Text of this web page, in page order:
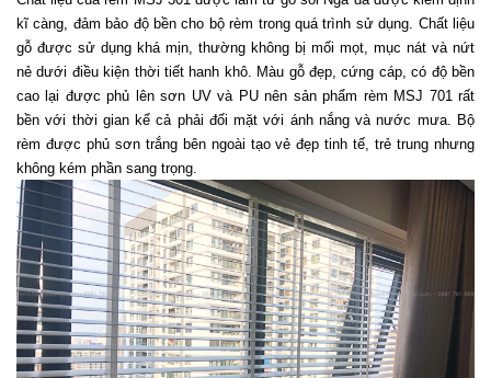
kĩ càng, đảm bảo độ bền cho bộ rèm trong quá trình sử dụng. Chất liệu
gỗ được sử dụng khá mịn, thường không bị mối mọt, mục nát và nứt
nẻ dưới điều kiện thời tiết hanh khô. Màu gỗ đẹp, cứng cáp, có độ bền
cao lại được phủ lên sơn UV và PU nên sản phẩm rèm MSJ 701 rất
bền với thời gian kể cả phải đối mặt với ánh nắng và nước mưa. Bộ
rèm được phủ sơn trắng bên ngoài tạo vẻ đẹp tinh tế, trẻ trung nhưng
không kém phần sang trọng.